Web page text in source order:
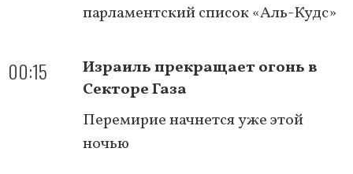
парламентский список «Аль-Кудс»
00:15
Израиль прекращает огонь в
Секторе Газа
Перемирие начнется уже этой
ночью